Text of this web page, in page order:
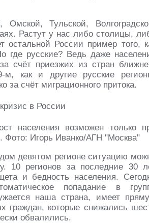
Тульской,
Растут у нас либо столицы,
остальной России пример того,
где русские? Ведь даже
счёт приезжих из стран
м, как и другие русские
счёт миграционного притока.
населения возможен только
Фото: Игорь Иванко/АГН "Москва"
девятом регионе ситуацию
10 регионов за последние 30
и бедность населения.
попадание в
наша страна, имеет
граждан, которые снижались
обвалились.